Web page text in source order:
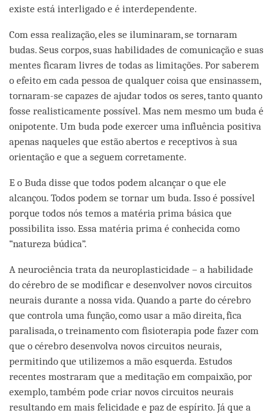
existe está interligado e é interdependente.
Com essa realização, eles se iluminaram, se tornaram
budas. Seus corpos, suas habilidades de comunicação e suas
mentes ficaram livres de todas as limitações. Por saberem
o efeito em cada pessoa de qualquer coisa que ensinassem,
tornaram-se capazes de ajudar todos os seres, tanto quanto
fosse realisticamente possível. Mas nem mesmo um buda é
onipotente. Um buda pode exercer uma influência positiva
apenas naqueles que estão abertos e receptivos à sua
orientação e que a seguem corretamente.
E o Buda disse que todos podem alcançar o que ele
alcançou. Todos podem se tornar um buda. Isso é possível
porque todos nós temos a matéria prima básica que
possibilita isso. Essa matéria prima é conhecida como
“natureza búdica”.
A neurociência trata da neuroplasticidade – a habilidade
do cérebro de se modificar e desenvolver novos circuitos
neurais durante a nossa vida. Quando a parte do cérebro
que controla uma função, como usar a mão direita, fica
paralisada, o treinamento com fisioterapia pode fazer com
que o cérebro desenvolva novos circuitos neurais,
permitindo que utilizemos a mão esquerda. Estudos
recentes mostraram que a meditação em compaixão, por
exemplo, também pode criar novos circuitos neurais
resultando em mais felicidade e paz de espírito. Já que a